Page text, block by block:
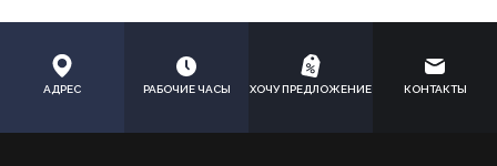
АДРЕС РАБОЧИЕ ЧАСЫ ХОЧУ ПРЕДЛОЖЕНИЕ КОНТАКТЫ